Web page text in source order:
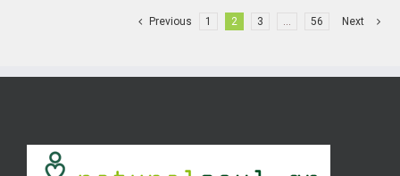
Previous 1 2 3 … 56 Next